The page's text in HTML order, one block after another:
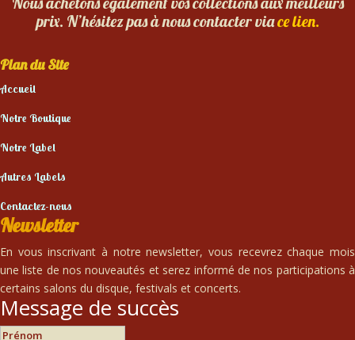
prix. N’hésitez pas à nous contacter viace lien.
Plan du Site
Accueil
Notre Boutique
Notre Label
Autres Labels
Contactez-nous
Newsletter
En vous inscrivant à notre newsletter, vous recevrez chaque mois
une liste de nos nouveautés et serez informé de nos participations à
certains salons du disque, festivals et concerts.
Message de succès